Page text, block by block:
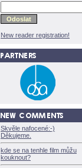
New reader registration!
Skvěle nafocené:-)
Děkujeme.
kde se na tenhle film můžu
kouknout?